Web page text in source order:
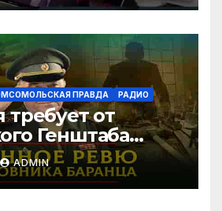
ПРАВДА РАДИО
требует от
Генштаба
операции
Как быть? |
ADMIN